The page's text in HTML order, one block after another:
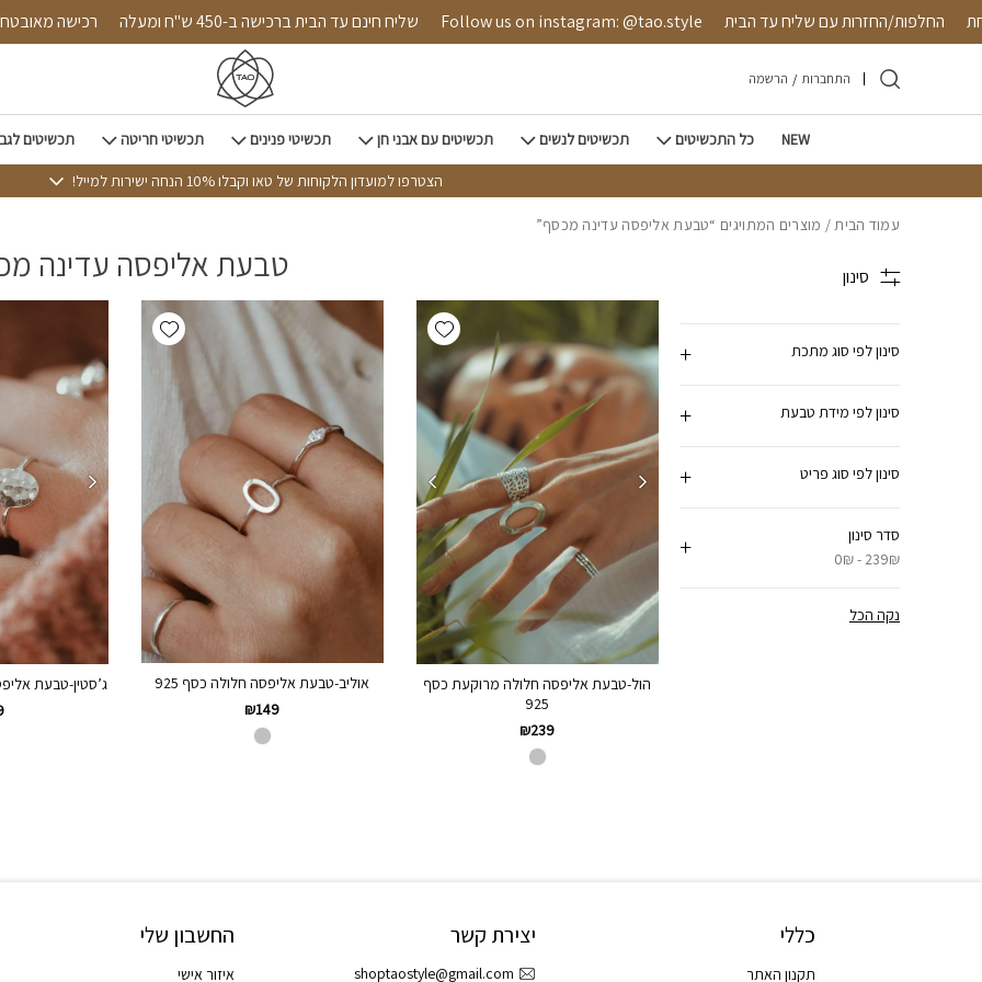
Skip to Contentהחלפות/החזרות עם שליח עד הבית Follow us on instagram: @tao.style שליח חינם עד הבית ברכישה ב-450 ש"ח ומעלה רכישה
התחברות / הרשמה
NEW כל התכשיטים תכשיטים לנשים תכשיטים עם אבני חן תכשיטי פנינים תכשיטי חריטה תכשיטים
הצטרפו למועדון הלקוחות של טאו וקבלו 10% הנחה ישירות למייל!
עמוד הבית/ מוצרים המתויגים “טבעת אליפסה עדינה מכסף”
טבעת אליפסה עדינה סינון
סינון לפי סוג מתכת
סינון לפי מידת טבעת
סינון לפי סוג פריט
סדר סינון
0₪ - 239₪
נקה הכל
Add wishlist
הול-טבעת אליפסה חלולה מרוקעת כסף
925
₪239
Add wishlist
אוליב-טבעת אליפסה חלולה כסף 925
₪149
ג’סטין-טבעת
כללי
תקנון האתר
החשבון שלי
איזור אישי
יצירת קשר
shoptaostyle@gmail.com
בחזרה למעלה